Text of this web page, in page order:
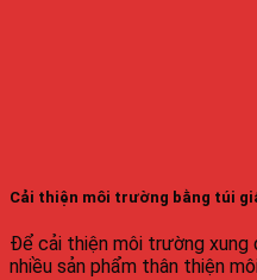
Cải thiện môi trường bằng túi
Để cải thiện môi trường xung
nhiều sản phẩm thân thiện môi